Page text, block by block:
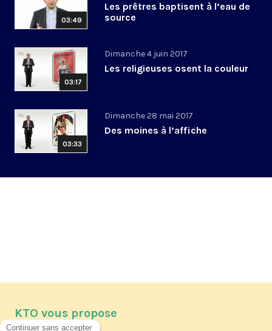
03:49
Les prêtres baptisent à l’eau de
source
03:17
Dimanche 4 juin 2017
Les religieuses osent la couleur
03:33
Dimanche 28 mai 2017
Des moines à l’affiche
KTO vous propose